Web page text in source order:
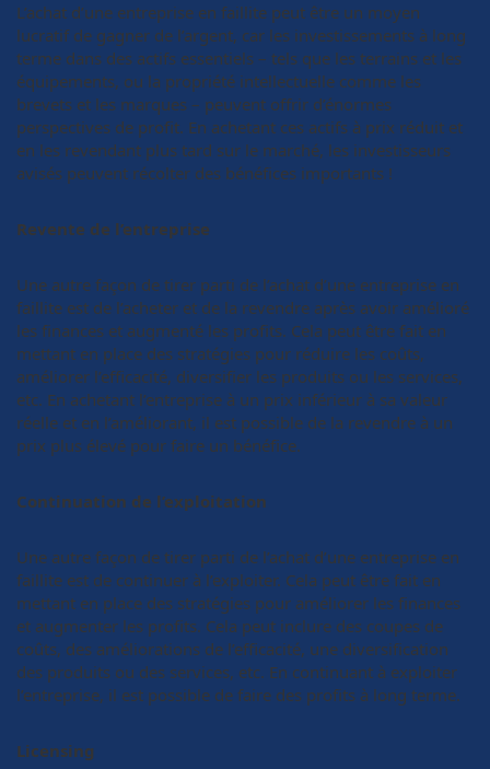
L’achat d’une entreprise en faillite peut être un moyen
lucratif de gagner de l’argent, car les investissements à long
terme dans des actifs essentiels – tels que les terrains et les
équipements, ou la propriété intellectuelle comme les
brevets et les marques – peuvent offrir d’énormes
perspectives de profit. En achetant ces actifs à prix réduit et
en les revendant plus tard sur le marché, les investisseurs
avisés peuvent récolter des bénéfices importants !
Revente de l’entreprise
Une autre façon de tirer parti de l’achat d’une entreprise en
faillite est de l’acheter et de la revendre après avoir amélioré
les finances et augmenté les profits. Cela peut être fait en
mettant en place des stratégies pour réduire les coûts,
améliorer l’efficacité, diversifier les produits ou les services,
etc. En achetant l’entreprise à un prix inférieur à sa valeur
réelle et en l’améliorant, il est possible de la revendre à un
prix plus élevé pour faire un bénéfice.
Continuation de l’exploitation
Une autre façon de tirer parti de l’achat d’une entreprise en
faillite est de continuer à l’exploiter. Cela peut être fait en
mettant en place des stratégies pour améliorer les finances
et augmenter les profits. Cela peut inclure des coupes de
coûts, des améliorations de l’efficacité, une diversification
des produits ou des services, etc. En continuant à exploiter
l’entreprise, il est possible de faire des profits à long terme.
Licensing